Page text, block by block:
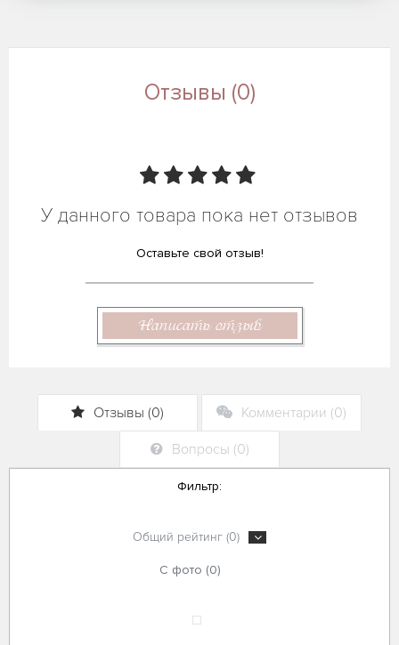
Отзывы (0)
У данного товара пока нет отзывов
Оставьте свой отзыв!
Написать отзыв
Отзывы (0) Комментарии (0)
Вопросы (0)
Фильтр:
Общий рейтинг (0)
С фото (0)